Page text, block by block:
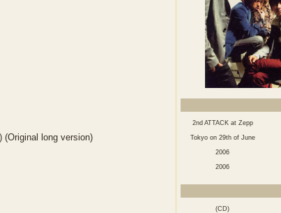
2nd ATTACK at Zepp
Tokyo on 29th of June
2006
2006
(CD)
(Original long version)